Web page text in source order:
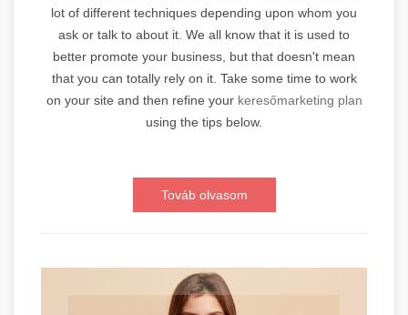
lot of different techniques depending upon whom you
ask or talk to about it. We all know that it is used to
better promote your business, but that doesn't mean
that you can totally rely on it. Take some time to work
on your site and then refine your keresőmarketing plan
using the tips below.
Továb olvasom